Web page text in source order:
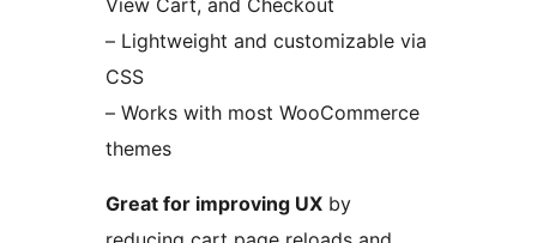
View Cart, and Checkout
– Lightweight and customizable via
CSS
– Works with most WooCommerce
themes
Great for improving UX by